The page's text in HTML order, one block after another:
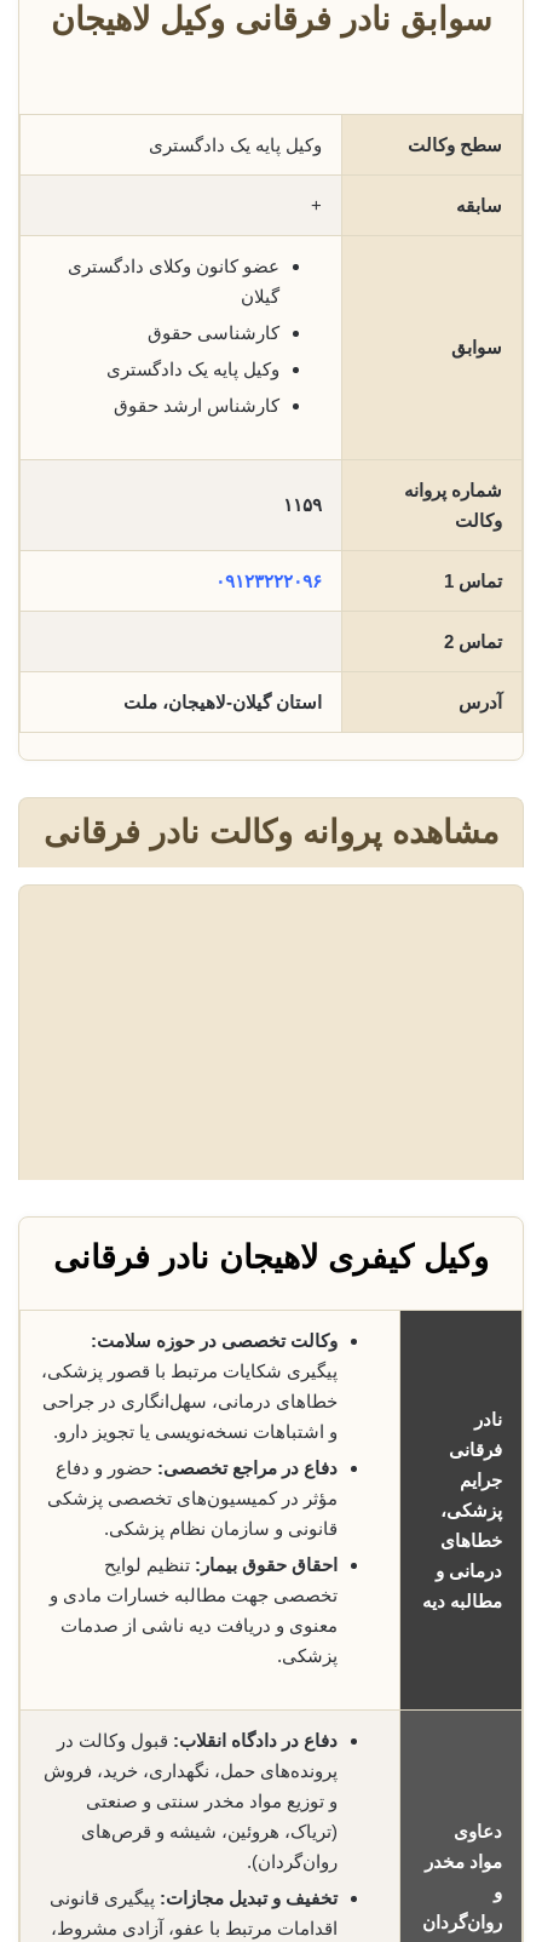
سوابق نادر فرقانی وکیل لاهیجان
سطح وکالت وکیل پایه یک دادگستری
سابقه +
سوابق
عضو کانون وکلای دادگستری
گیلان
کارشناسی حقوق
وکیل پایه یک دادگستری
کارشناس ارشد حقوق
شماره پروانه
وکالت
۱۱۵۹
تماس 1 ۰۹۱۲۳۲۲۲۰۹۶
تماس 2
آدرس استان گیلان-لاهیجان، ملت
مشاهده پروانه وکالت نادر فرقانی
وکیل کیفری لاهیجان نادر فرقانی
نادر
فرقانی
جرایم
پزشکی،
خطاهای
درمانی و
مطالبه دیه
وکالت تخصصی در حوزه سلامت:
پیگیری شکایات مرتبط با قصور پزشکی،
خطاهای درمانی، سهل‌انگاری در جراحی
و اشتباهات نسخه‌نویسی یا تجویز دارو.
دفاع در مراجع تخصصی: حضور و دفاع
مؤثر در کمیسیون‌های تخصصی پزشکی
قانونی و سازمان نظام پزشکی.
احقاق حقوق بیمار: تنظیم لوایح
تخصصی جهت مطالبه خسارات مادی و
معنوی و دریافت دیه ناشی از صدمات
پزشکی.
دعاوی
مواد مخدر
و
روان‌گردان
دفاع در دادگاه انقلاب: قبول وکالت در
پرونده‌های حمل، نگهداری، خرید، فروش
و توزیع مواد مخدر سنتی و صنعتی
(تریاک، هروئین، شیشه و قرص‌های
روان‌گردان).
تخفیف و تبدیل مجازات: پیگیری قانونی
اقدامات مرتبط با عفو، آزادی مشروط،